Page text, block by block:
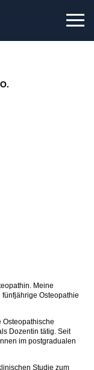
Meine
Osteopathie
Osteopathische
Dozentin tätig. Seit
im postgradualen
Studie zum